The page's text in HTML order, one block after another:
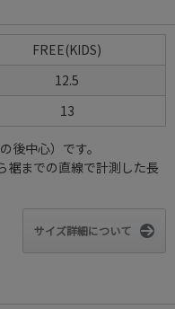
FREE(KIDS)
12.5
13
後中心）です。
までの直線で計測した長
サイズ詳細について